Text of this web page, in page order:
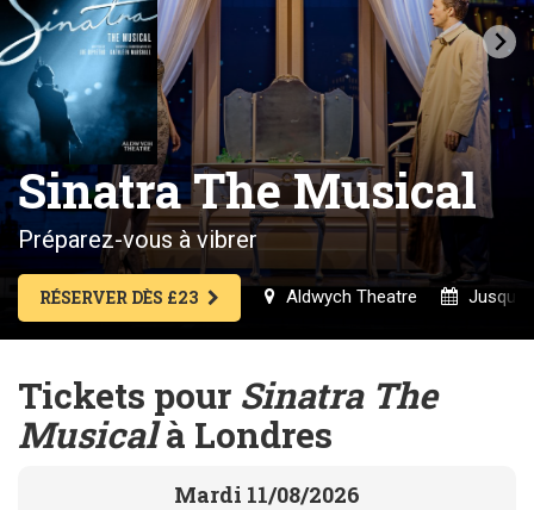
Sinatra The Musical
Préparez-vous à vibrer
RÉSERVER DÈS £23 Aldwych Theatre
Tickets pour Sinatra The
Musicalà Londres
Mardi 11/08/2026